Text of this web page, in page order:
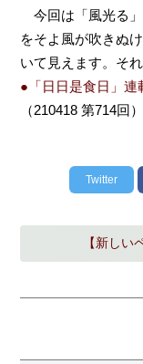
今回は「風光る
をそよ風が吹きぬ
いて見えます。そ
●「日日是食日」連
（210418 第714回）
Twitter
【新しい